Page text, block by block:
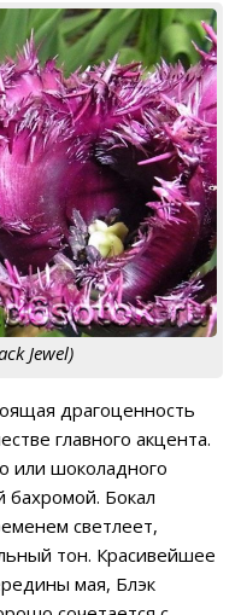
Jewel)
драгоценность
главного акцента.
или шоколадного
бахромой. Бокал
светлеет,
тон. Красивейшее
мая, Блэк